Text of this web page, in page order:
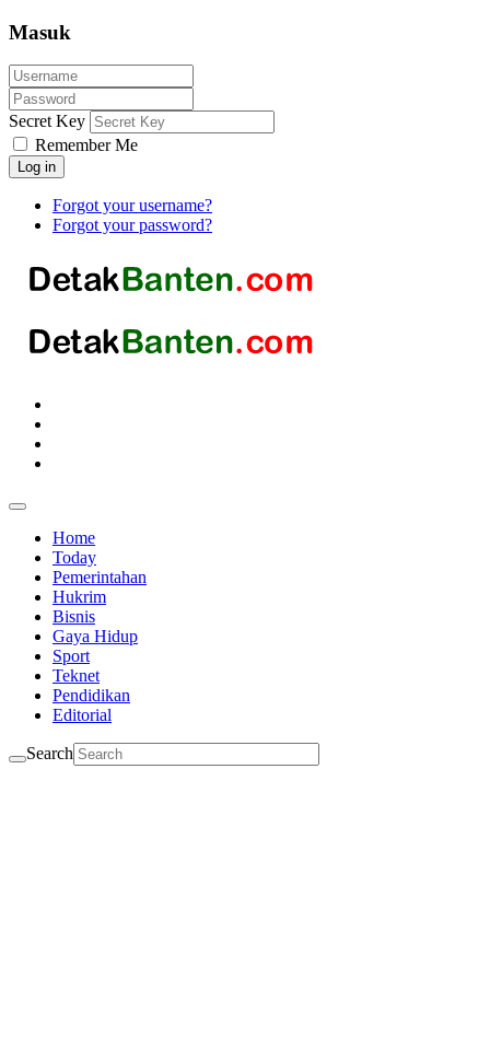
Masuk
Secret Key
Remember Me
Log in
Forgot your username?
Forgot your password?
Home
Today
Pemerintahan
Hukrim
Bisnis
Gaya Hidup
Sport
Teknet
Pendidikan
Editorial
Search